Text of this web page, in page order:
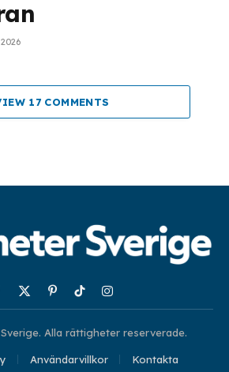
17 COMMENTS
X
(Twitter)
PinterestTikTokInstagram
Alla rättigheter reserverade.
Användarvillkor Kontakta